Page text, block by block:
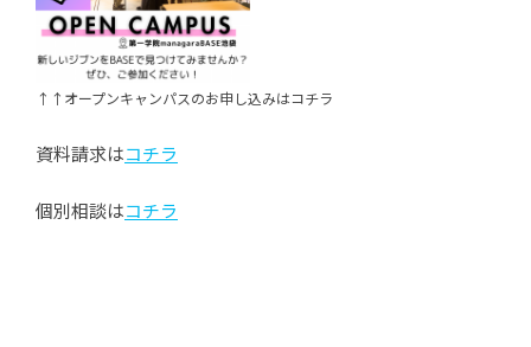
↑↑オープンキャンパスのお申し込みはコチラ
資料請求はコチラ
個別相談はコチラ